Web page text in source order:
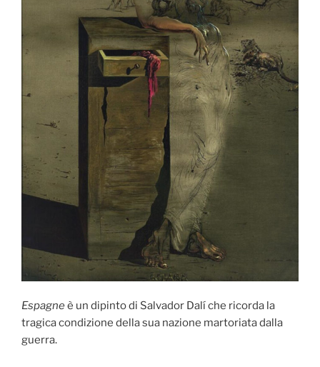
Espagneè un dipinto di Salvador Dalí che ricorda la
tragica condizione della sua nazione martoriata dalla
guerra.